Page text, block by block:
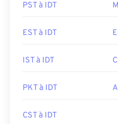
PST à IDT
EST à IDT
IST à IDT
PKT à IDT
CST à IDT